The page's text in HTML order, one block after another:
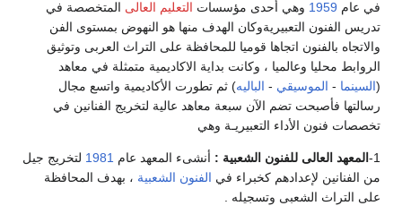
في عام 1959 وهي أحدى مؤسسات التعليم العالى المتخصصة في
تدريس الفنون التعبيريةوكان الهدف منها هو النهوض بمستوى الفن
والاتجاه بالفنون اتجاها قوميا للمحافظة على التراث العربى وتوثيق
الروابط محليا وعالميا ، وكانت بداية الاكاديمية متمثلة في معاهد
(السينما - الموسيقي - الباليه) ثم تطورت الأكاديمية واتسع مجال
رسالتها فأصبحت تضم الآن سبعة معاهد عالية لتخريج الفنانين في
تخصصات فنون الأداء التعبيريـة وهي
1- المعهد العالى للفنون الشعبية : أنشىء المعهد عام 1981 لتخريج جيل
من الفنانين لإعدادهم كخبراء في الفنون الشعبية ، بهدف المحافظة
على التراث الشعبى وتسجيله .